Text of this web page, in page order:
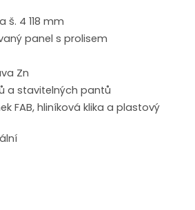
š. 4 118 mm
panel s prolisem
Zn
a stavitelných pantů
FAB, hliníková klika a plastový